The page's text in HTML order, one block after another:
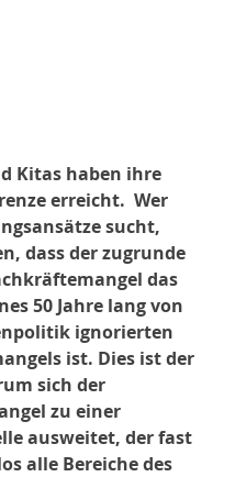
Kitas haben ihre
erreicht.  Wer
sucht,
dass der zugrunde
das
50 Jahre lang von
ignorierten
ist. Dies ist der
sich der
zu einer
ausweitet, der fast
alle Bereiche des